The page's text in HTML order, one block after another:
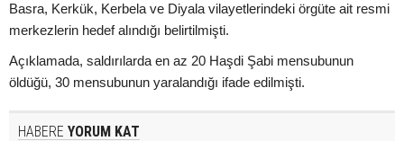
Basra, Kerkük, Kerbela ve Diyala vilayetlerindeki örgüte ait resmi
merkezlerin hedef alındığı belirtilmişti.
Açıklamada, saldırılarda en az 20 Haşdi Şabi mensubunun
öldüğü, 30 mensubunun yaralandığı ifade edilmişti.
HABERE YORUM KAT